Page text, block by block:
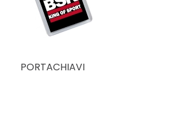
PORTACHIAVI